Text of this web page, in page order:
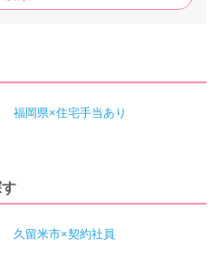
福岡県×住宅手当あり
久留米市×契約社員